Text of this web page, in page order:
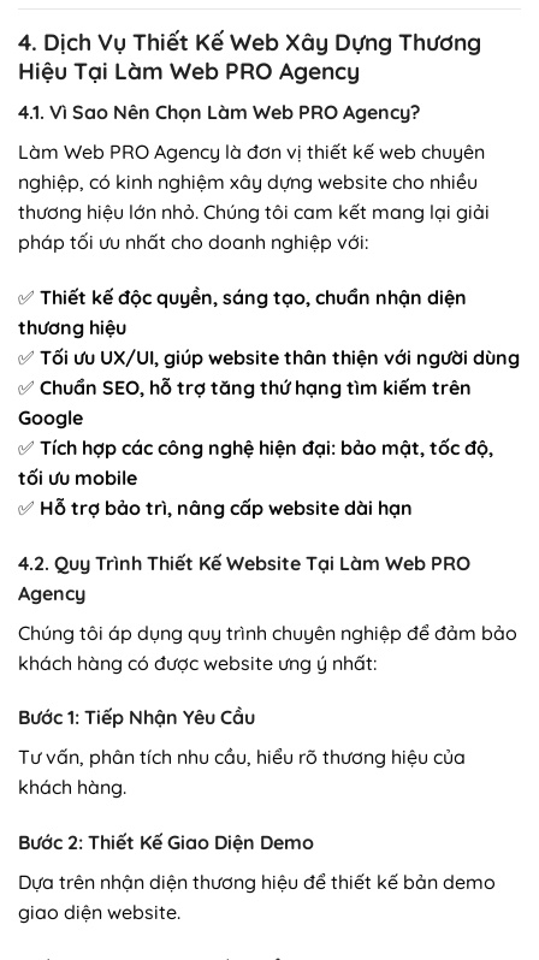
4. Dịch Vụ Thiết Kế Web Xây Dựng Thương
Hiệu Tại Làm Web PRO Agency
4.1. Vì Sao Nên Chọn Làm Web PRO Agency?
Làm Web PRO Agency là đơn vị thiết kế web chuyên
nghiệp, có kinh nghiệm xây dựng website cho nhiều
thương hiệu lớn nhỏ. Chúng tôi cam kết mang lại giải
pháp tối ưu nhất cho doanh nghiệp với:
✅ Thiết kế độc quyền, sáng tạo, chuẩn nhận diện
thương hiệu
✅ Tối ưu UX/UI, giúp website thân thiện với người dùng
✅ Chuẩn SEO, hỗ trợ tăng thứ hạng tìm kiếm trên
Google
✅ Tích hợp các công nghệ hiện đại: bảo mật, tốc độ,
tối ưu mobile
✅ Hỗ trợ bảo trì, nâng cấp website dài hạn
4.2. Quy Trình Thiết Kế Website Tại Làm Web PRO
Agency
Chúng tôi áp dụng quy trình chuyên nghiệp để đảm bảo
khách hàng có được website ưng ý nhất:
Bước 1: Tiếp Nhận Yêu Cầu
Tư vấn, phân tích nhu cầu, hiểu rõ thương hiệu của
khách hàng.
Bước 2: Thiết Kế Giao Diện Demo
Dựa trên nhận diện thương hiệu để thiết kế bản demo
giao diện website.